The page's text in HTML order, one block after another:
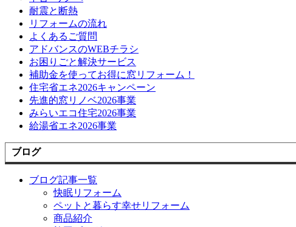
耐震と断熱
リフォームの流れ
よくあるご質問
アドバンスのWEBチラシ
お困りごと解決サービス
補助金を使ってお得に窓リフォーム！
住宅省エネ2026キャンペーン
先進的窓リノベ2026事業
みらいエコ住宅2026事業
給湯省エネ2026事業
ブログ
ブログ記事一覧
快眠リフォーム
ペットと暮らす幸せリフォーム
商品紹介